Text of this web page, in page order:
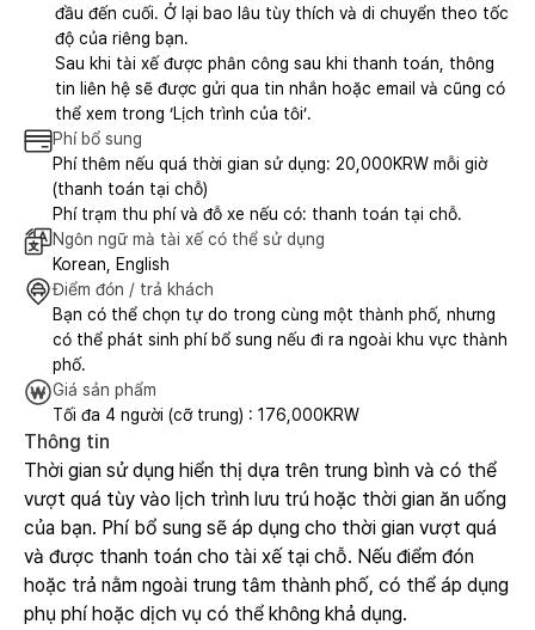
đầu đến cuối. Ở lại bao lâu tùy thích và di chuyển theo tốc
độ của riêng bạn.
Sau khi tài xế được phân công sau khi thanh toán, thông
tin liên hệ sẽ được gửi qua tin nhắn hoặc email và cũng có
thể xem trong ‘Lịch trình của tôi’.
Phí bổ sung
Phí thêm nếu quá thời gian sử dụng: 20,000KRW mỗi giờ
(thanh toán tại chỗ)
Phí trạm thu phí và đỗ xe nếu có: thanh toán tại chỗ.
Ngôn ngữ mà tài xế có thể sử dụng
Korean, English
Điểm đón / trả khách
Bạn có thể chọn tự do trong cùng một thành phố, nhưng
có thể phát sinh phí bổ sung nếu đi ra ngoài khu vực thành
phố.
Giá sản phẩm
Tối đa 4 người (cỡ trung) : 176,000KRW
Thông tin
Thời gian sử dụng hiển thị dựa trên trung bình và có thể
vượt quá tùy vào lịch trình lưu trú hoặc thời gian ăn uống
của bạn. Phí bổ sung sẽ áp dụng cho thời gian vượt quá
và được thanh toán cho tài xế tại chỗ. Nếu điểm đón
hoặc trả nằm ngoài trung tâm thành phố, có thể áp dụng
phụ phí hoặc dịch vụ có thể không khả dụng.